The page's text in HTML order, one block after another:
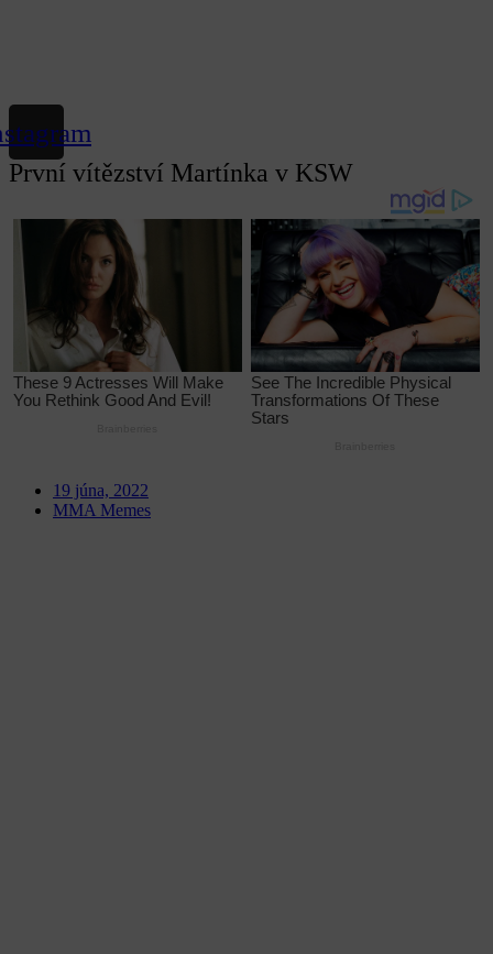
První vítězství Martínka v KSW
19 júna, 2022
MMA Memes